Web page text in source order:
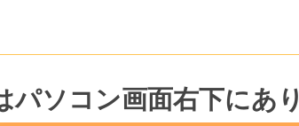
パソコン画面右下にあり